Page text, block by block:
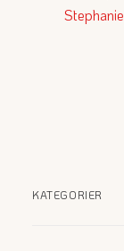
Stephanie
KATEGORIER